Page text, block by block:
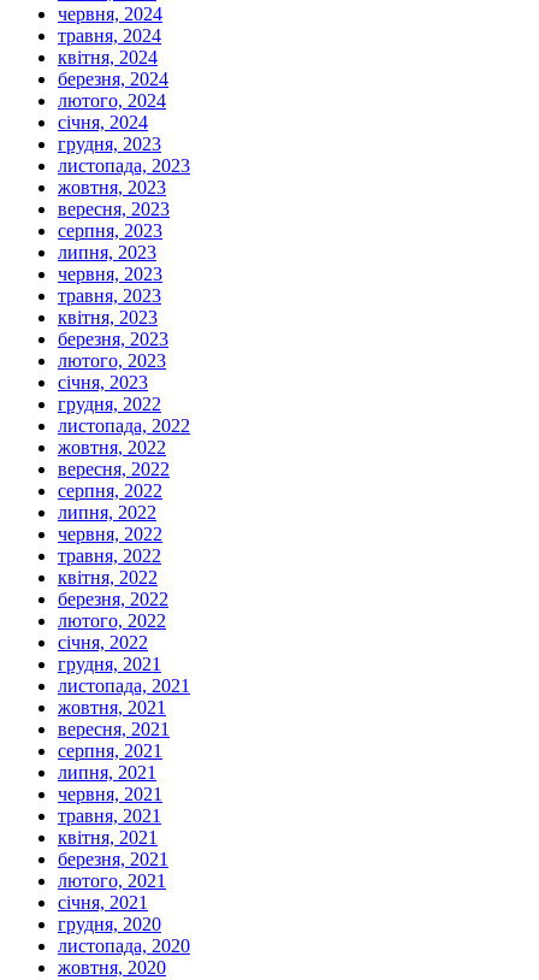
червня, 2024
травня, 2024
квітня, 2024
березня, 2024
лютого, 2024
січня, 2024
грудня, 2023
листопада, 2023
жовтня, 2023
вересня, 2023
серпня, 2023
липня, 2023
червня, 2023
травня, 2023
квітня, 2023
березня, 2023
лютого, 2023
січня, 2023
грудня, 2022
листопада, 2022
жовтня, 2022
вересня, 2022
серпня, 2022
липня, 2022
червня, 2022
травня, 2022
квітня, 2022
березня, 2022
лютого, 2022
січня, 2022
грудня, 2021
листопада, 2021
жовтня, 2021
вересня, 2021
серпня, 2021
липня, 2021
червня, 2021
травня, 2021
квітня, 2021
березня, 2021
лютого, 2021
січня, 2021
грудня, 2020
листопада, 2020
жовтня, 2020